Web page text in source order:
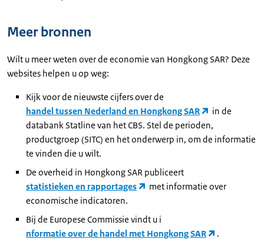
Meer bronnen
Wilt u meer weten over de economie van Hongkong SAR? Deze
websites helpen u op weg:
Kijk voor de nieuwste cijfers over de
handel tussen Nederland en Hongkong SAR
in de
databank Statline van het CBS. Stel de perioden,
productgroep (SITC) en het onderwerp in, om de informatie
te vinden die u wilt.
De overheid in Hongkong SAR publiceert
statistieken en rapportages
met informatie over
economische indicatoren.
Bij de Europese Commissie vindt u i
nformatie over de handel met Hongkong SAR
.